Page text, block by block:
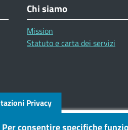
Chi siamo
Mission
Statuto e carta dei servizi
Privacy
consentire specifiche